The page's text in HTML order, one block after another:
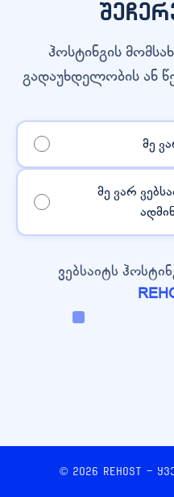
ჰოსტინგის
გადაუხდელობის ან
მე
მე ვარ
ვებსაიტს
© 2026 REHOST -